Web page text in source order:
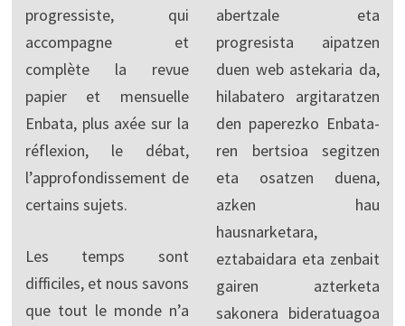
progressiste, qui
accompagne et
complète la revue
papier et mensuelle
Enbata, plus axée sur la
réflexion, le débat,
l’approfondissement de
certains sujets.
Les temps sont
difficiles, et nous savons
que tout le monde n’a
abertzale eta
progresista aipatzen
duen web astekaria da,
hilabatero argitaratzen
den paperezko Enbata-
ren bertsioa segitzen
eta osatzen duena,
azken hau
hausnarketara,
eztabaidara eta zenbait
gairen azterketa
sakonera bideratuagoa